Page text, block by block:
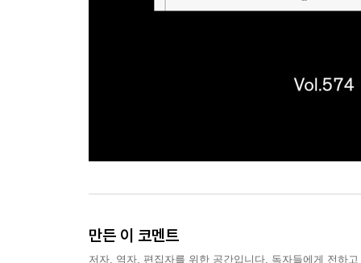
만든 이 코멘트
저자, 역자, 편집자를 위한 공간입니다. 독자들에게 전하